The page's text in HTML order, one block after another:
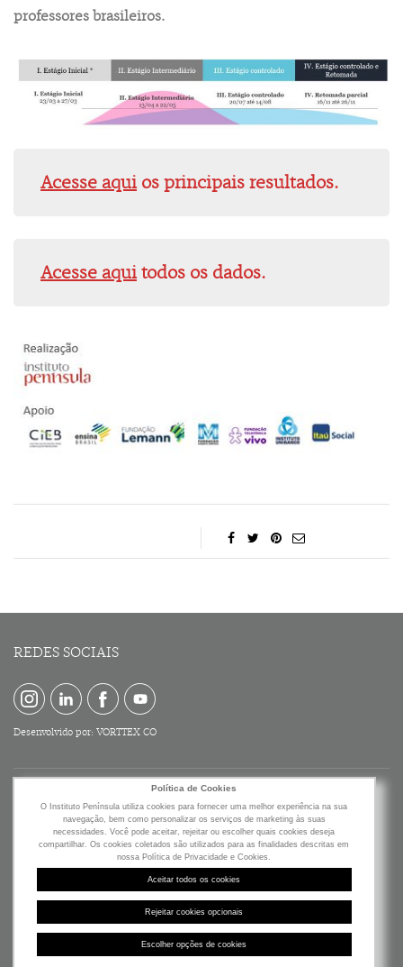
Política de Cookies
O Instituto Península utiliza cookies para fornecer uma melhor experiência na sua
navegação, bem como personalizar os serviços de marketing às suas
necessidades. Você pode aceitar, rejeitar ou escolher quais cookies deseja
compartilhar. Os cookies coletados são utilizados para as finalidades descritas em
nossa Política de Privacidade e Cookies.
Aceitar todos os cookies
Rejeitar cookies opcionais
Escolher opções de cookies
professores brasileiros.
Acesse aquios principais resultados.
Acesse aqui todos os dados.
Av. Brigadeiro Faria Lima, 2277
19º Andar - Jardim Paulistano
CEP: 01452-000
©2019 Instituto Península
REDES SOCIAIS
Desenvolvido por: VORTTEX CO